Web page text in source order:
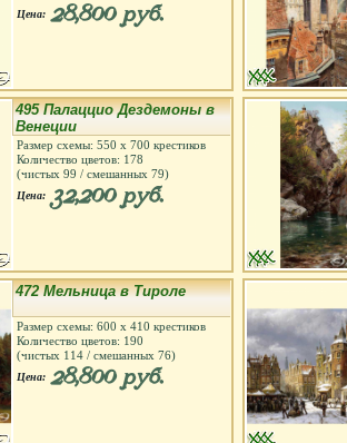
Цена: 28,800 руб.
495 Палаццио Дездемоны в
Венеции
Размер схемы: 550 х 700 крестиков
Количество цветов: 178
(чистых 99 / смешанных 79)
Цена: 32,200 руб.
472 Мельница в Тироле
Размер схемы: 600 х 410 крестиков
Количество цветов: 190
(чистых 114 / смешанных 76)
Цена: 28,800 руб.